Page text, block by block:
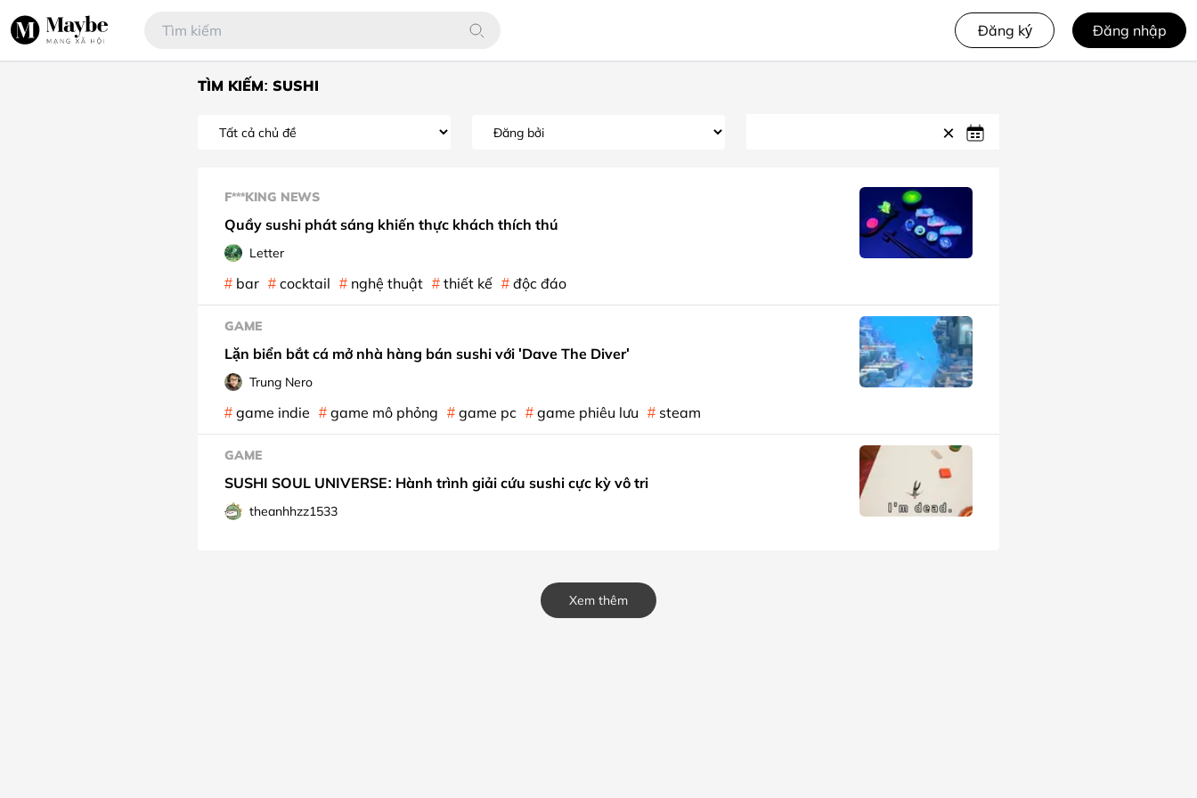
Đăng ký Đăng nhập
TÌM KIẾM: SUSHI
F***KING NEWS
Quầy sushi phát sáng khiến thực khách thích thú
Letter
bar cocktail nghệ thuật thiết kế độc đáo
GAME
Lặn biển bắt cá mở nhà hàng bán sushi với 'Dave The Diver'
Trung Nero
game indie game mô phỏng game pc game phiêu lưu steam
GAME
SUSHI SOUL UNIVERSE: Hành trình giải cứu sushi cực kỳ vô tri
theanhhzz1533
Xem thêm